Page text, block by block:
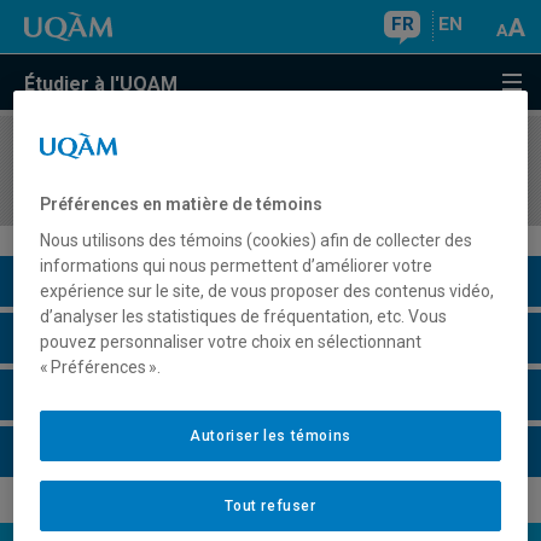
FR EN
Étudier à l'UQAM
COURS//
Description du cours
Horaire - Été 2026
Préférences en matière de témoins
Nous utilisons des témoins (cookies) afin de collecter des
informations qui nous permettent d’améliorer votre
expérience sur le site, de vous proposer des contenus vidéo,
d’analyser les statistiques de fréquentation, etc. Vous
pouvez personnaliser votre choix en sélectionnant
« Préférences ».
Tout refuser
Autoriser les témoins